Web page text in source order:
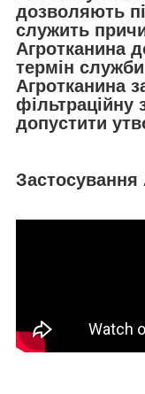
дозволяють
служить
Агротканина
термін служби
Агротканина
фільтраційну
допустити
Застосування